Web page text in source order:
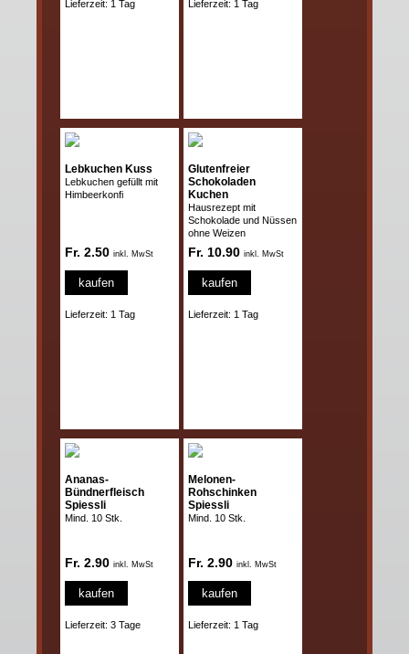
Lieferzeit: 1 Tag Lieferzeit: 1 Tag
Lebkuchen Kuss
Lebkuchen gefüllt mit
Himbeerkonfi
Fr. 2.50 inkl. MwSt
kaufen
Lieferzeit: 1 Tag
Glutenfreier
Schokoladen
Kuchen
Hausrezept mit
Schokolade und Nüssen
ohne Weizen
Fr. 10.90 inkl. MwSt
kaufen
Lieferzeit: 1 Tag
Ananas-
Bündnerfleisch
Spiessli
Mind. 10 Stk.
Fr. 2.90 inkl. MwSt
kaufen
Lieferzeit: 3 Tage
Melonen-
Rohschinken
Spiessli
Mind. 10 Stk.
Fr. 2.90 inkl. MwSt
kaufen
Lieferzeit: 1 Tag